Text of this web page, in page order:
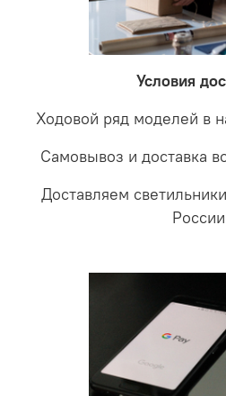
светильники на экспертизу
проверки будет выясненная
соотношении с
LED светильники не только
забудете что такое тусклость
Условия
Ходовой ряд моделей в
Самовывоз и доставка
Доставляем